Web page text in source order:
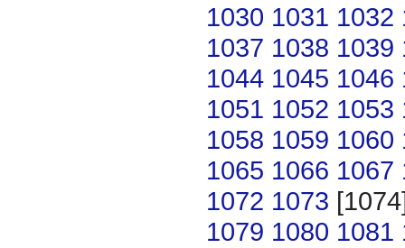
1030 1031 1032
1037 1038 1039
1044 1045 1046
1051 1052 1053
1058 1059 1060
1065 1066 1067
1072 1073
1079 1080 1081